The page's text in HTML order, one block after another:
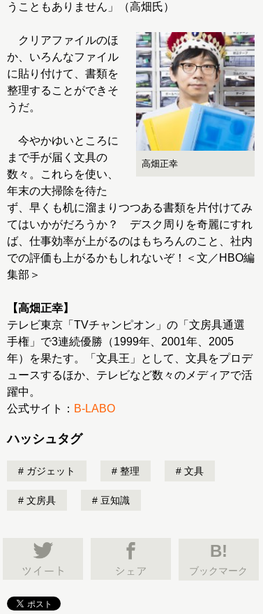
うこともありません」（高畑氏）
高畑正幸
クリアファイルのほ
か、いろんなファイル
に貼り付けて、書類を
整理することができそ
うだ。
今やかゆいところに
まで手が届く文具の
数々。これらを使い、
年末の大掃除を待た
ず、早くも机に溜まりつつある書類を片付けてみ
てはいかがだろうか？ デスク周りを奇麗にすれ
ば、仕事効率が上がるのはもちろんのこと、社内
での評価も上がるかもしれないぞ！＜文／HBO編
集部＞
【高畑正幸】
テレビ東京「TVチャンピオン」の「文房具通選
手権」で3連続優勝（1999年、2001年、2005
年）を果たす。「文具王」として、文具をプロデ
ュースするほか、テレビなど数々のメディアで活
躍中。
公式サイト： B-LABO
ハッシュタグ
ガジェット 整理 文具
文房具 豆知識
B!
ブックマーク